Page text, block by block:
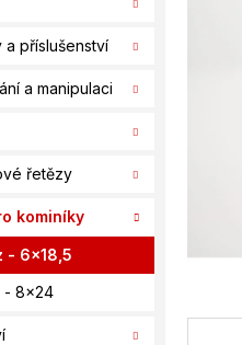
příslušenství
a manipulaci
řetězy
kominíky
- 6x18,5
- 8x24